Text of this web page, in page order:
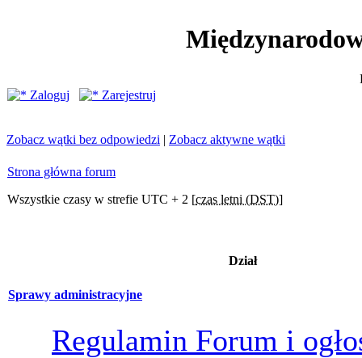
Zaloguj
Zarejestruj
Zobacz wątki bez odpowiedzi | Zobacz aktywne wątki
Strona główna forum
Wszystkie czasy w strefie UTC + 2 [czas letni (DST)]
Dział
Sprawy administracyjne
Regulamin Forum i